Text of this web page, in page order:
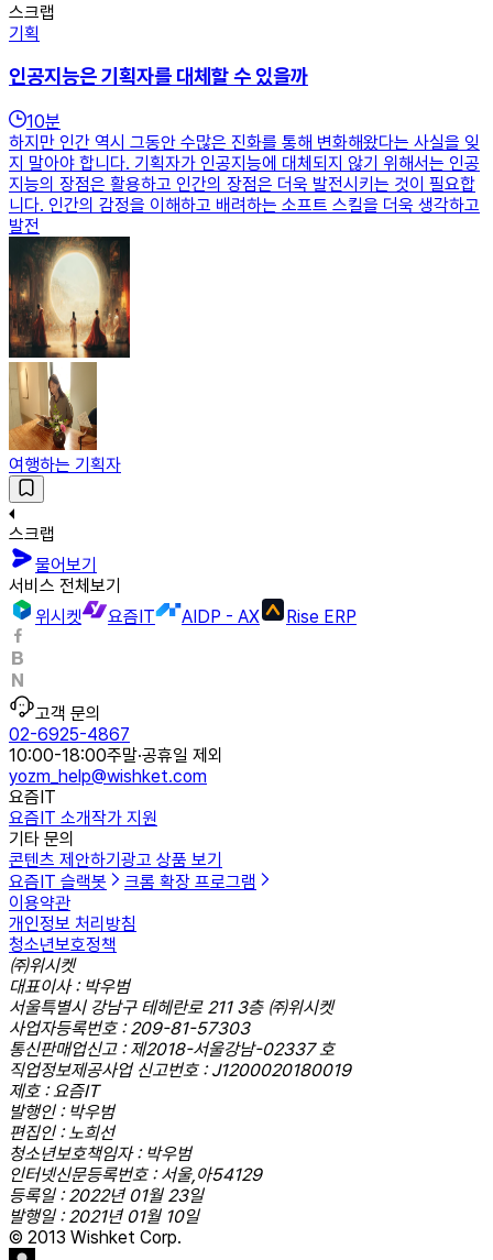
스크랩
기획
인공지능은 기획자를 대체할 수 있을까
10분
하지만 인간 역시 그동안 수많은 진화를 통해 변화해왔다는 사실을 잊
지 말아야 합니다. 기획자가 인공지능에 대체되지 않기 위해서는 인공
지능의 장점은 활용하고 인간의 장점은 더욱 발전시키는 것이 필요합
니다. 인간의 감정을 이해하고 배려하는 소프트 스킬을 더욱 생각하고
발전
여행하는 기획자
스크랩
물어보기
서비스 전체보기
위시켓
요즘IT AIDP - AX Rise ERP
고객 문의
02-6925-4867
10:00-18:00주말·공휴일 제외
yozm_help@wishket.com
요즘IT
요즘IT 소개작가 지원
기타 문의
콘텐츠 제안하기 광고 상품 보기
요즘IT 슬랙봇
크롬 확장 프로그램
이용약관
개인정보 처리방침
청소년보호정책
㈜위시켓
대표이사 : 박우범
서울특별시 강남구 테헤란로 211 3층 ㈜위시켓
사업자등록번호 : 209-81-57303
통신판매업신고 : 제2018-서울강남-02337 호
직업정보제공사업 신고번호 : J1200020180019
제호 : 요즘IT
발행인 : 박우범
편집인 : 노희선
청소년보호책임자 : 박우범
인터넷신문등록번호 : 서울,아54129
등록일 : 2022년 01월 23일
발행일 : 2021년 01월 10일
© 2013 Wishket Corp.